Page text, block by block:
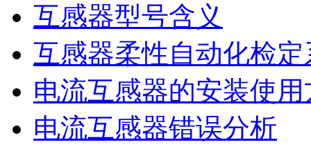
互感器型号含义
互感器柔性自动化检
电流互感器的安装使用
电流互感器错误分析